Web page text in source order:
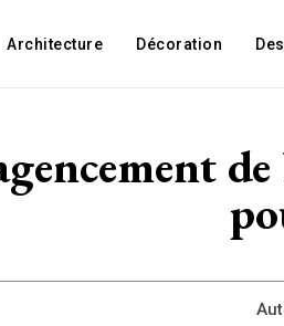
Architecture Décoration